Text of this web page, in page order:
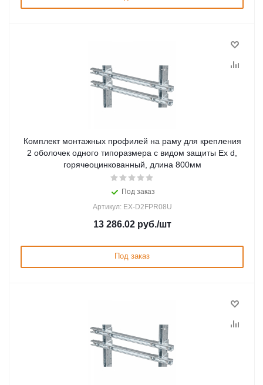
Комплект монтажных профилей на раму для крепления
2 оболочек одного типоразмера с видом защиты Ex d,
горячеоцинкованный, длина 800мм
Под заказ
Артикул: EX-D2FPR08U
13 286.02руб./шт
Под заказ